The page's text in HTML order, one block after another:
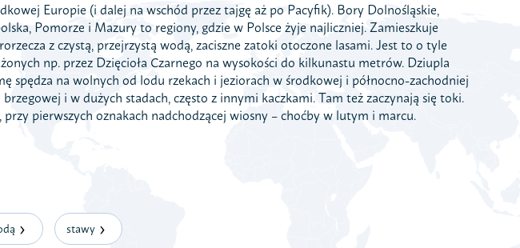
Europie (i dalej na wschód przez tajgę aż po Pacyfik). Bory Dolnośląskie,
Pomorze i Mazury to regiony, gdzie w Polsce żyje najliczniej. Zamieszkuje
z czystą, przejrzystą wodą, zaciszne zatoki otoczone lasami. Jest to o tyle
np. przez Dzięcioła Czarnego na wysokości do kilkunastu metrów. Dziupla
spędza na wolnych od lodu rzekach i jeziorach w środkowej i północno-zachodniej
i w dużych stadach, często z innymi kaczkami. Tam też zaczynają się toki.
pierwszych oznakach nadchodzącej wiosny – choćby w lutym i marcu.
stawy